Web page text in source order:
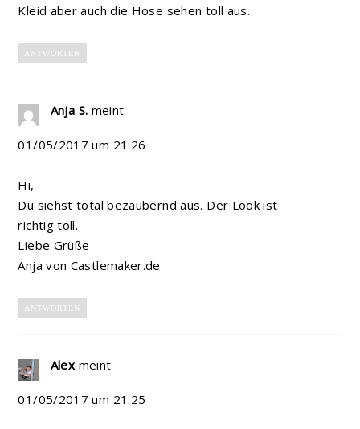
Kleid aber auch die Hose sehen toll aus.
ANTWORTEN
Anja S. meint
01/05/2017 um 21:26
Hi,
Du siehst total bezaubernd aus. Der Look ist
richtig toll.
Liebe Grüße
Anja von Castlemaker.de
ANTWORTEN
Alex meint
01/05/2017 um 21:25